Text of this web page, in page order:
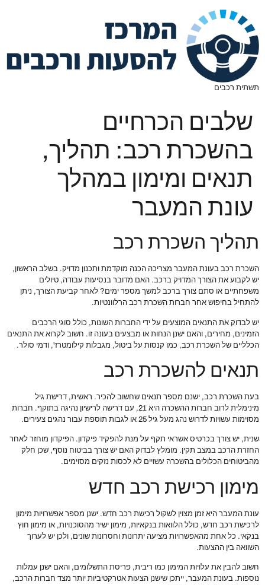
תשתית רכבים
שלבים הכרחיים
בהשכרת רכב: תהליך,
תנאים ומימון במהלך
עונת המעבר
תהליך השכרת רכב
השכרת רכב בעונת המעבר מצריכה הכנה מוקדמת ותכנון מדויק. בשלב הראשון,
יש לקבוע את הצורך המדויק ברכב. האם מדובר בנסיעות עבודה, טיולים
משפחתיים או סתם צורך ברכב למשך מספר ימים? לאחר קביעת הצורך, ניתן
להתחיל בחיפוש אחר חברות השכרת רכב הרלוונטיות.
יש לבדוק את התנאים המוצעים על ידי החברות השונות, כולל סוגי הרכבים
הזמינים, מחירים, והאם ישנן הנחות או מבצעים בעונה זו. חשוב לקרוא את התנאים
הכלליים של השכרת רכב, כמו קנסות על ביטול, מגבלות קילומטרז', ודמי סולר.
תנאים להשכרת רכב
בעת השכרת רכב, ישנם מספר תנאים שחשוב להכיר. ראשית, דרישת גיל
מינימלית לרוב חברות ההשכרה היא 21, עם דרישה לרישיון נהיגה בתוקף. חברות
מסוימות עשויות לדרוש נהג מעל גיל 25 או לגבות תוספת עבור נהגים צעירים.
שנית, יש צורך בכרטיס אשראי תקף על מנת להפקיד פיקדון. הפיקדון מוחזר לאחר
החזרת הרכב במצב תקין. מומלץ לבדוק האם יש צורך בביטוח נוסף, שכן חלק
מהביטוחים הכלולים בהשכרה עשויים לא לכסות נזקים מסוימים.
מימון רכישת רכב חדש
עונת המעבר היא זמן מצוין לשקול רכישת רכב חדש. ישנן מספר אפשרויות מימון
לרכישת רכב חדש, כולל הלוואות בנקאיות, מימון ישיר מהסוכנויות, או מימון חוץ
בנקאי. כל אחת מהאפשרויות מציעה יתרונות וחסרונות שונים, ולכן יש לערוך
השוואה בין ההצעות.
חשוב להבין את עלויות המימון כמו ריבית, פריסת התשלומים, והאם ישנן עמלות
נוספות. בעונת המעבר, ייתכן שישנן הצעות אטרקטיביות יותר מצד חברות הרכב,